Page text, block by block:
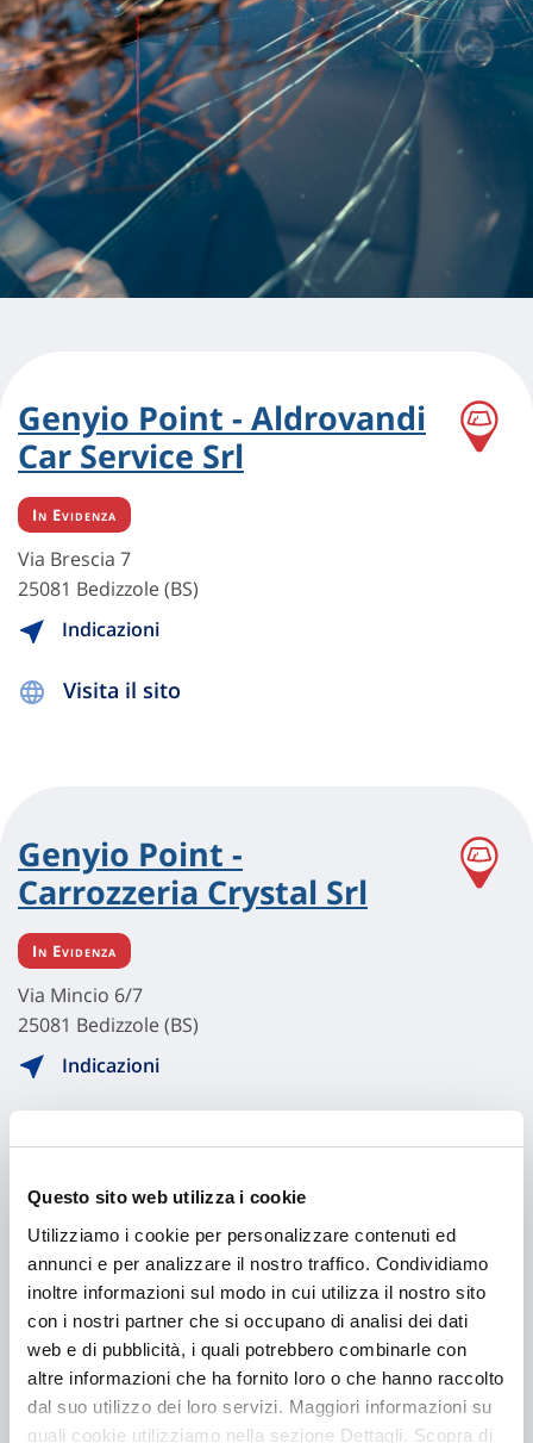
Questo sito web utilizza i cookie
Utilizziamo i cookie per personalizzare contenuti ed
annunci e per analizzare il nostro traffico. Condividiamo
inoltre informazioni sul modo in cui utilizza il nostro sito
con i nostri partner che si occupano di analisi dei dati
web e di pubblicità, i quali potrebbero combinarle con
altre informazioni che ha fornito loro o che hanno raccolto
dal suo utilizzo dei loro servizi. Maggiori informazioni su
quali cookie utilizziamo nella sezione Dettagli. Scopra di
Genyio Point - Aldrovandi
Car Service Srl
In Evidenza
Via Brescia 7
25081 Bedizzole (BS)
Indicazioni
Visita il sito
Genyio Point -
Carrozzeria Crystal Srl
In Evidenza
Via Mincio 6/7
25081 Bedizzole (BS)
Indicazioni